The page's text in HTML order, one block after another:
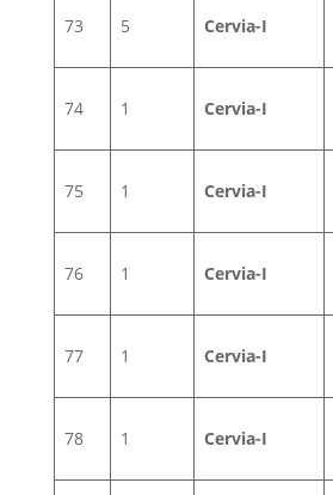
73 5 Cervia-I
74 1 Cervia-I
75 1 Cervia-I
76 1 Cervia-I
77 1 Cervia-I
78 1 Cervia-I